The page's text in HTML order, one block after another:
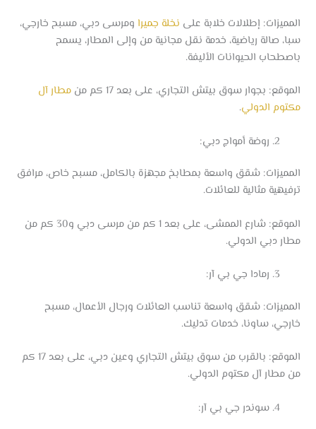
المميزات: إطلالات خلابة على نخلة جميرا ومرسى دبي، مسبح خارجي،
سبا، صالة رياضية، خدمة نقل مجانية من وإلى المطار، يسمح
باصطحاب الحيوانات الأليفة.
الموقع: بجوار سوق بيتش التجاري، على بعد 17 كم من
مطار آل
مكتوم الدولي.
روضة أمواج دبي:
المميزات: شقق واسعة بمطابخ مجهزة بالكامل، مسبح خاص، مرافق
ترفيهية مثالية للعائلات.
الموقع: شارع الممشى، على بعد 1 كم من مرسى دبي و30 كم من
مطار دبي الدولي.
رمادا جي بي آر:
المميزات: شقق واسعة تناسب العائلات ورجال الأعمال، مسبح
خارجي، ساونا، خدمات تدليك.
الموقع: بالقرب من سوق بيتش التجاري وعين دبي، على بعد 17 كم
من مطار آل مكتوم الدولي.
سوندر جي بي آر: